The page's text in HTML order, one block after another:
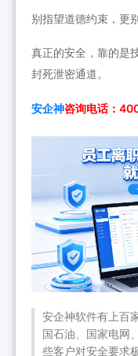
别指望道德约束，更
真正的安全，靠的
封死泄密通道。
安企神咨询电话：
安企神软件有上百
国石油、国家电网
些客户对安全要求